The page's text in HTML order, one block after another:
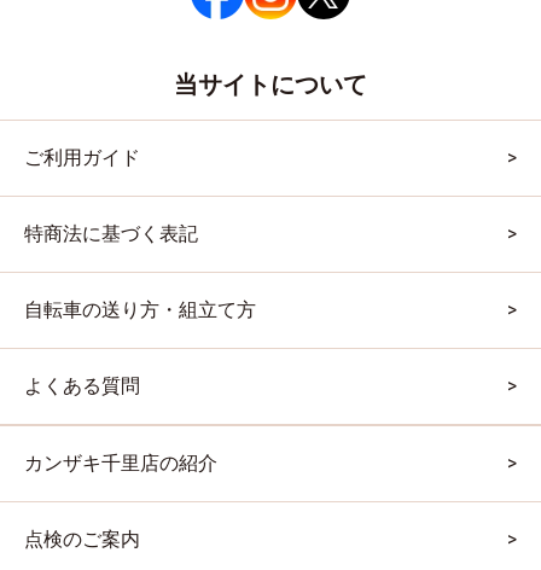
当サイトについて
ご利用ガイド
特商法に基づく表記
自転車の送り方・組立て方
よくある質問
カンザキ千里店の紹介
点検のご案内